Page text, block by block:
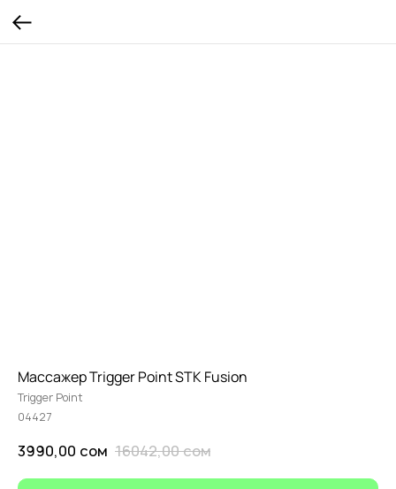
Массажер Trigger Point STK Fusion
Trigger Point
04427
3990,00 сом 16042,00сом